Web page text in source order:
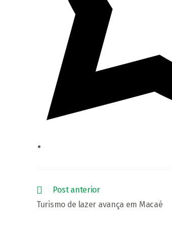
Post anterior
Turismo de lazer avança em Macaé